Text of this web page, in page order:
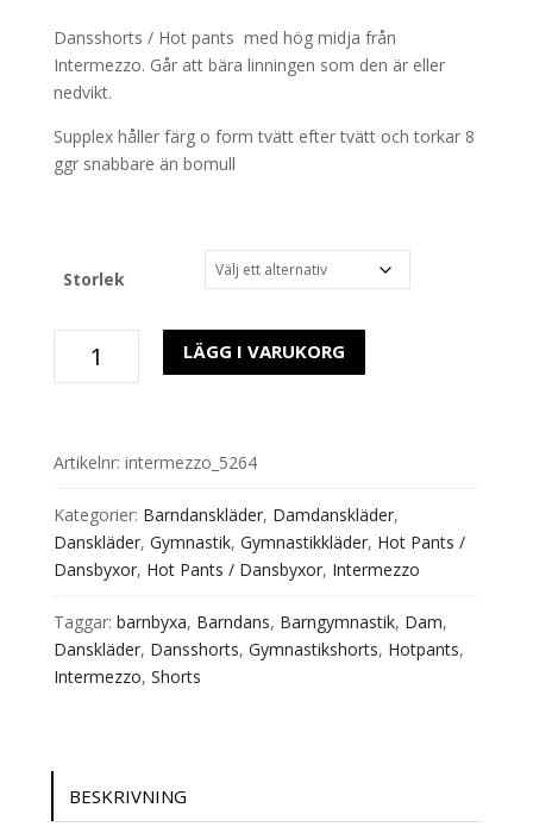
Dansshorts / Hot pants med hög midja från
Intermezzo. Går att bära linningen som den är eller
nedvikt.
Supplex håller färg o form tvätt efter tvätt och torkar 8
ggr snabbare än bomull
Storlek
Intermezzo
mängd
LÄGG I VARUKORG
Artikelnr: intermezzo_5264
Kategorier: Barndanskläder, Damdanskläder,
Danskläder, Gymnastik, Gymnastikkläder, Hot Pants /
Dansbyxor, Hot Pants / Dansbyxor, Intermezzo
Taggar: barnbyxa, Barndans, Barngymnastik, Dam,
Danskläder, Dansshorts, Gymnastikshorts, Hotpants,
Intermezzo, Shorts
BESKRIVNING